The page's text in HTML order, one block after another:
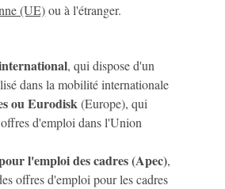
(UE)ou à l'étranger.
, qui dispose d'un
dans la mobilité internationale
ou Eurodisk(Europe), qui
d'emploi dans l'Union
l'emploi des cadres (Apec),
offres d'emploi pour les cadres